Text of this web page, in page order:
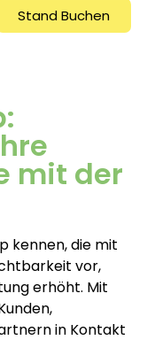
Stand Buchen
mit der
kennen, die mit
vor,
erhöht. Mit
in Kontakt